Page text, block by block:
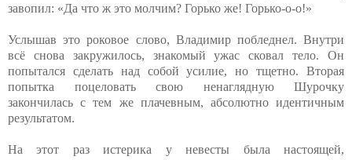
завопил: «Да что ж это молчим? Горько же! Горько-о-о!»
Услышав это роковое слово, Владимир побледнел. Внутри
всё снова закружилось, знакомый ужас сковал тело. Он
попытался сделать над собой усилие, но тщетно. Вторая
попытка поцеловать свою ненаглядную Шурочку
закончилась с тем же плачевным, абсолютно идентичным
результатом.
На этот раз истерика у невесты была настоящей,